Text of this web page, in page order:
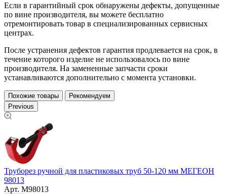
Если в гарантийный срок обнаружены дефекты, допущенные
по вине производителя, вы можете бесплатно
отремонтировать товар в специализированных сервисных
центрах.
После устранения дефектов гарантия продлевается на срок, в
течение которого изделие не использовалось по вине
производителя. На замененные запчасти сроки
устанавливаются дополнительно с момента установки.
Похожие товары
Рекомендуем
Previous
Труборез ручной для пластиковых труб 50-120 мм МЕГЕОН
98013
Арт. М98013